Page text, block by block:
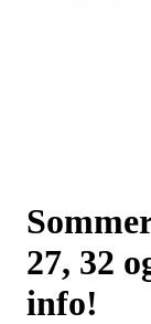
27, 32
info!